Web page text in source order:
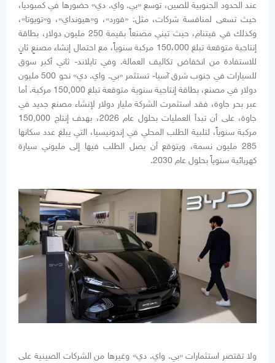
عند الحدود الجنوبية للصين، توسع «بي. واي. دي» حضورها في كمبوديا،
حيث تسعى لمنافسة شركات، مثل: «فورد»، و«هيونداي»، و«تويوتا»،
وكذلك في فيتنام، حيث تبني مصنعاً بقيمة 250 مليون دولار، بطاقة
إنتاجية متوقعة تبلغ 150،000 مركبة سنوياً، مع احتمال إنشاء مصنعٍ ثانٍ
للاستفادة من انخفاض تكاليف العمالة. وفي تايلاند- ثاني أكبر سوق
للسيارات في جنوب شرق آسيا- تستثمر «بي. واي. دي» نحو 500 مليون
دولار في مصنع، بطاقة إنتاجية سنوية متوقعة تبلغ 150,000 مركبة. أما
عبر بحر جاوة، فقد استثمرت الشركة مليار دولار لإنشاء مصنع جديد في
جاوة، على أن تبدأ العمليات بحلول عام 2026، بهدف إنتاج 150,000
مركبة سنوياً، لتلبية الطلب المحلي في إندونيسيا، التي يبلغ عدد سكانها
285 مليون نسمة، ويتوقع أن يصل الطلب فيها إلى مليوني سيارة
كهربائية سنوياً بحلول عام 2030.
ولا تقتصر استثمارات «بي. واي. دي» وغيرها من الشركات الصينية على